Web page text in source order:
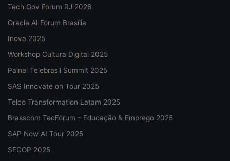
Tech Gov Forum RJ 2026
Oracle AI Forum Brasília
Inova 2025
Workshop Cultura Digital 2025
Painel Telebrasil Summit 2025
SAS Innovate on Tour 2025
Telco Transformation Latam 2025
Brasscom TecFórum – Educação & Emprego 2025
SAP Now AI Tour 2025
SECOP 2025